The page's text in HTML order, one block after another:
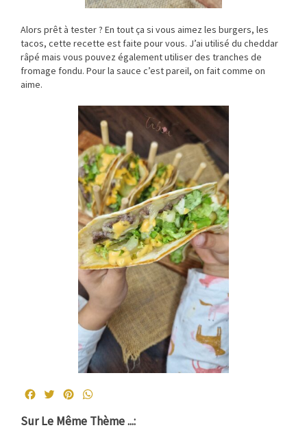
Alors prêt à tester ? En tout ça si vous aimez les burgers, les
tacos, cette recette est faite pour vous. J’ai utilisé du cheddar
râpé mais vous pouvez également utiliser des tranches de
fromage fondu. Pour la sauce c’est pareil, on fait comme on
aime.
FacebookTwitterPinterest
Sur Le Même Thème ...: